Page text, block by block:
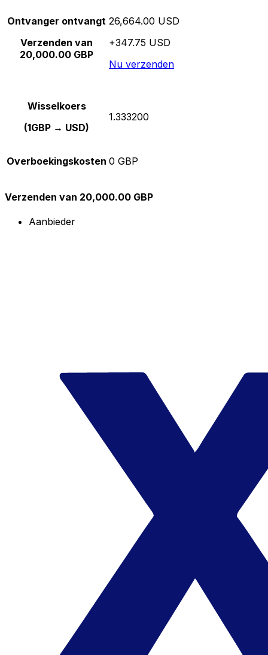
Ontvanger ontvangt
Verzenden van
20,000.00 GBP
26,664.00 USD
+347.75 USD
Nu verzenden
Wisselkoers
(1GBP → USD)
1.333200
Overboekingskosten 0 GBP
Verzenden van 20,000.00 GBP
Aanbieder